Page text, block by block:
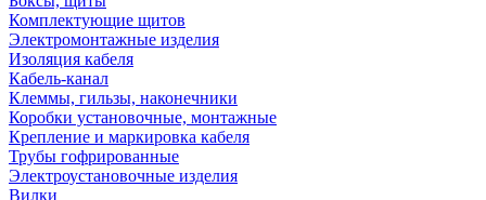
Комплектующие щитов
Электромонтажные изделия
Изоляция кабеля
Кабель-канал
Клеммы, гильзы, наконечники
Коробки установочные, монтажные
Крепление и маркировка кабеля
Трубы гофрированные
Электроустановочные изделия
Вилки